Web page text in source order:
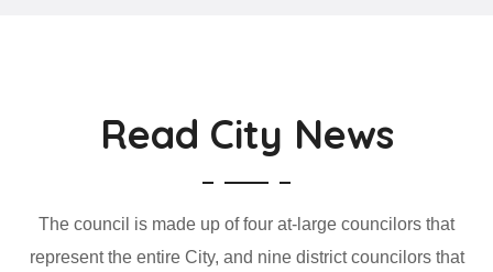
Read City News
The council is made up of four at-large councilors that
represent the entire City, and nine district councilors that